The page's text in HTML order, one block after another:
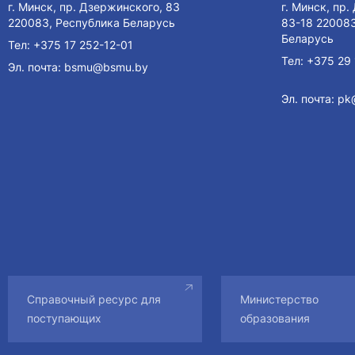
г. Минск, пр. Дзержинского, 83
220083, Республика Беларусь
Тел: +375 17 252-12-01
Эл. почта: bsmu@bsmu.by
г. Минск, пр.
83-18
Беларусь
Тел: +375 29
Эл. почта:
Справочный ресурс для
поступающих
Министерство
образования